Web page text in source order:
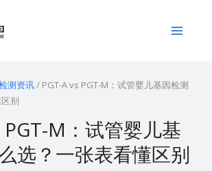
Menu
测资讯/ PGT-A vs PGT-M：试管婴儿基因检测
别
PGT-M：试管婴儿基
选？一张表看懂区别